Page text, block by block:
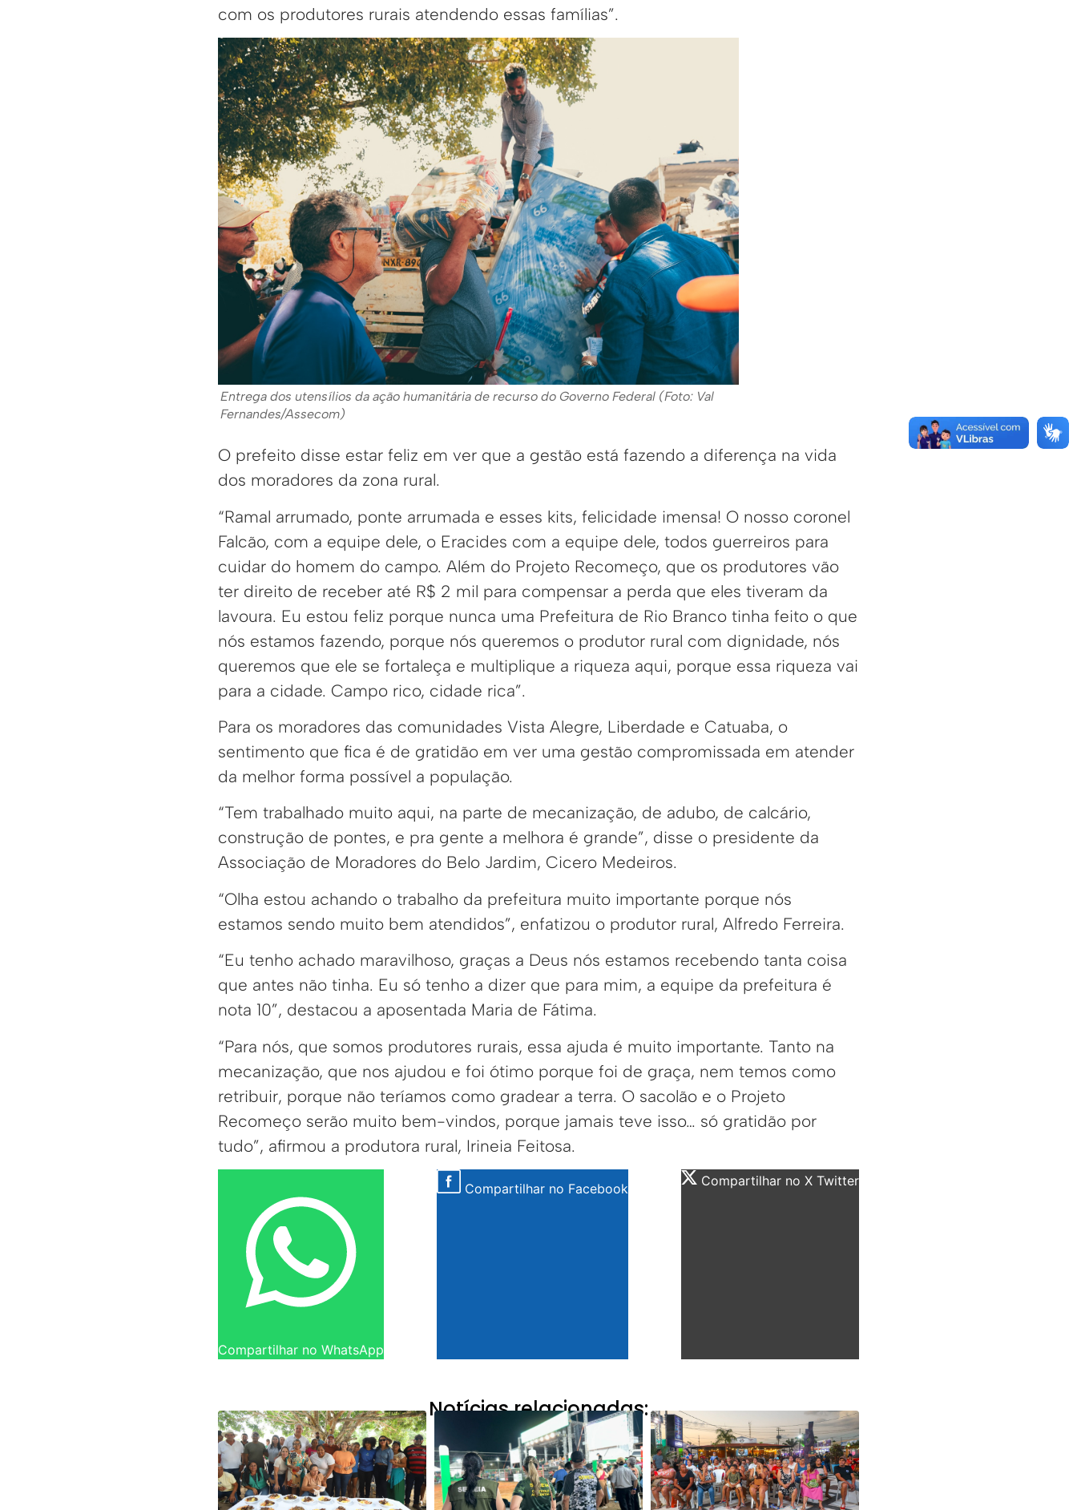
com os produtores rurais atendendo essas famílias”.
Entrega dos utensílios da ação humanitária de recurso do Governo Federal (Foto: Val
Fernandes/Assecom)
O prefeito disse estar feliz em ver que a gestão está fazendo a diferença na vida
dos moradores da zona rural.
“Ramal arrumado, ponte arrumada e esses kits, felicidade imensa! O nosso coronel
Falcão, com a equipe dele, o Eracides com a equipe dele, todos guerreiros para
cuidar do homem do campo. Além do Projeto Recomeço, que os produtores vão
ter direito de receber até R$ 2 mil para compensar a perda que eles tiveram da
lavoura. Eu estou feliz porque nunca uma Prefeitura de Rio Branco tinha feito o que
nós estamos fazendo, porque nós queremos o produtor rural com dignidade, nós
queremos que ele se fortaleça e multiplique a riqueza aqui, porque essa riqueza vai
para a cidade. Campo rico, cidade rica”.
Para os moradores das comunidades Vista Alegre, Liberdade e Catuaba, o
sentimento que fica é de gratidão em ver uma gestão compromissada em atender
da melhor forma possível a população.
“Tem trabalhado muito aqui, na parte de mecanização, de adubo, de calcário,
construção de pontes, e pra gente a melhora é grande”, disse o presidente da
Associação de Moradores do Belo Jardim, Cicero Medeiros.
“Olha estou achando o trabalho da prefeitura muito importante porque nós
estamos sendo muito bem atendidos”, enfatizou o produtor rural, Alfredo Ferreira.
“Eu tenho achado maravilhoso, graças a Deus nós estamos recebendo tanta coisa
que antes não tinha. Eu só tenho a dizer que para mim, a equipe da prefeitura é
nota 10”, destacou a aposentada Maria de Fátima.
“Para nós, que somos produtores rurais, essa ajuda é muito importante. Tanto na
mecanização, que nos ajudou e foi ótimo porque foi de graça, nem temos como
retribuir, porque não teríamos como gradear a terra. O sacolão e o Projeto
Recomeço serão muito bem-vindos, porque jamais teve isso… só gratidão por
tudo”, afirmou a produtora rural, Irineia Feitosa.
Compartilhar no WhatsApp
Compartilhar no Facebook Compartilhar no X Twitter
Notícias relacionadas: